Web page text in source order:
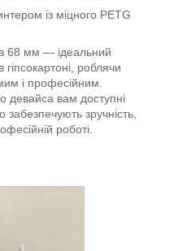
із міцного PETG
68 мм — ідеальний
роблячи
і професійним.
девайса вам доступні
зручність,
роботі.